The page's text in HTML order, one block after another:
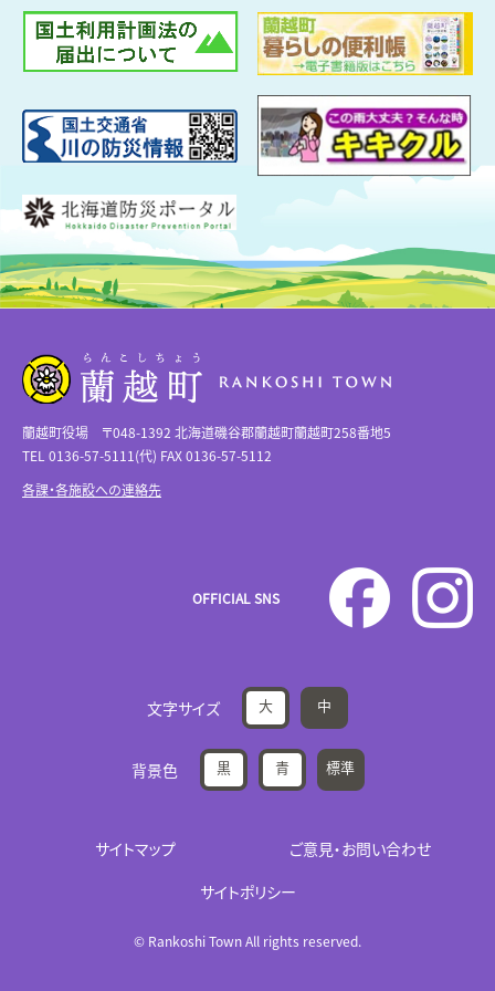
蘭越町役場 〒048-1392 北海道磯谷郡蘭越町蘭越町258番地5
TEL 0136-57-5111(代) FAX 0136-57-5112
各課・各施設への連絡先
OFFICIAL SNS
文字サイズ 大 中
背景色 黒 青 標準
サイトマップ
ご意見・お問い合わせ
サイトポリシー
© Rankoshi Town All rights reserved.